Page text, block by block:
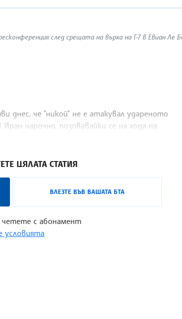
след срещата на върха на Г-7 в Евиан Ле
днес, че "никой" не е атакувал удареното
нарочно, позовавайки се на хода на
ЦЯЛАТА СТАТИЯ
ВЛЕЗТЕ ВЪВ ВАШАТА БТА
с абонамент
условията